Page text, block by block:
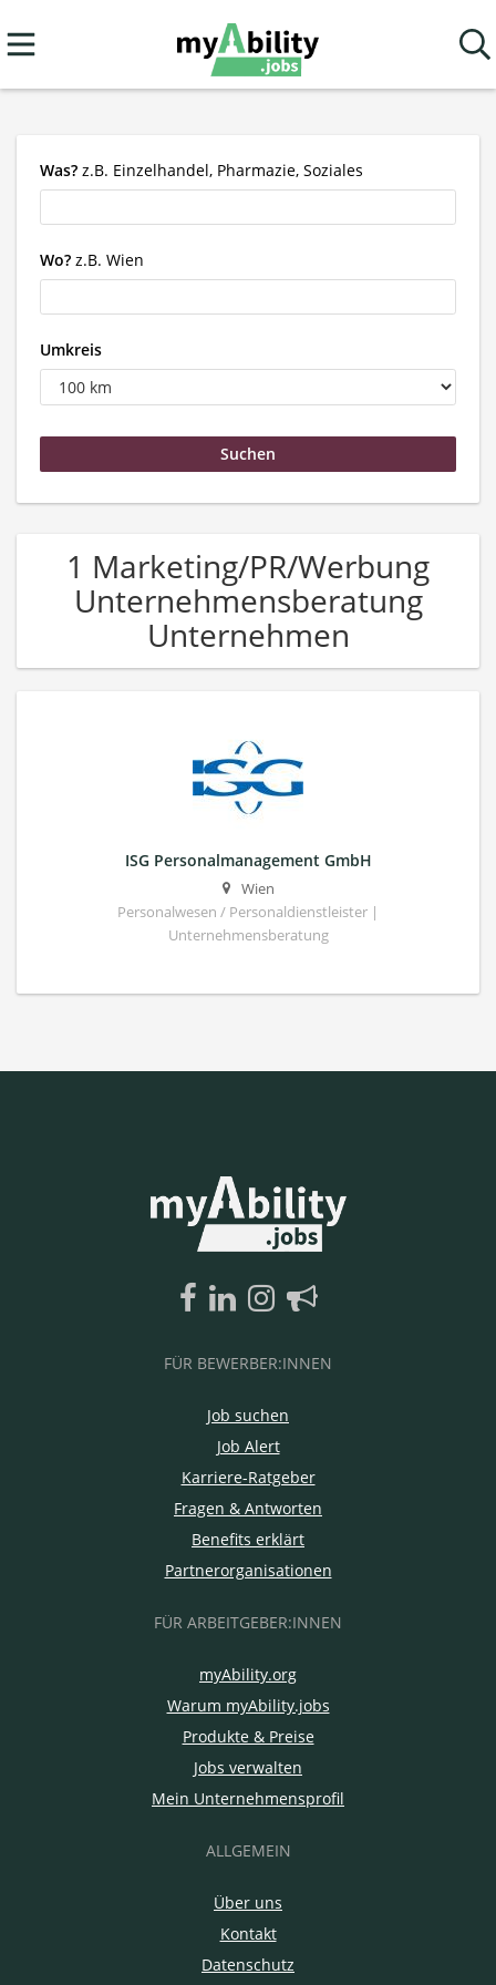
Was? z.B. Einzelhandel, Pharmazie, Soziales
Wo? z.B. Wien
Umkreis
1 Marketing/PR/Werbung
Unternehmensberatung
Unternehmen
ISG Personalmanagement GmbH
Wien
Personalwesen / Personaldienstleister |
Unternehmensberatung
FÜR BEWERBER:INNEN
Job suchen
Job Alert
Karriere-Ratgeber
Fragen & Antworten
Benefits erklärt
Partnerorganisationen
FÜR ARBEITGEBER:INNEN
myAbility.org
Warum myAbility.jobs
Produkte & Preise
Jobs verwalten
Mein Unternehmensprofil
ALLGEMEIN
Über uns
Kontakt
Datenschutz